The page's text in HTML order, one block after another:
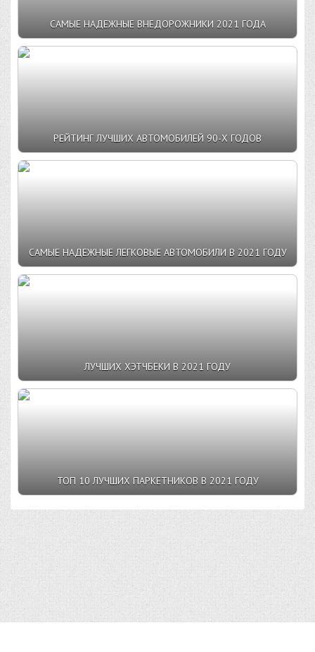
САМЫЕ НАДЕЖНЫЕ ВНЕДОРОЖНИКИ 2021 ГОДА
РЕЙТИНГ ЛУЧШИХ АВТОМОБИЛЕЙ 90-Х ГОДОВ
САМЫЕ НАДЕЖНЫЕ ЛЕГКОВЫЕ АВТОМОБИЛИ В 2021 ГОДУ
ЛУЧШИХ ХЭТЧБЕКИ В 2021 ГОДУ
ТОП 10 ЛУЧШИХ ПАРКЕТНИКОВ В 2021 ГОДУ